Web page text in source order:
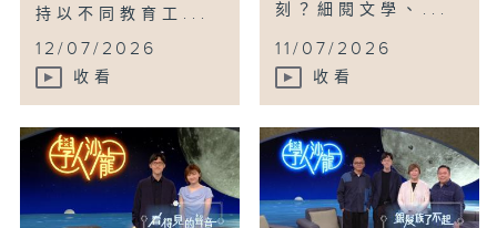
持以不同教育工...
12/07/2026
收看
刻？細閱文學、...
11/07/2026
收看